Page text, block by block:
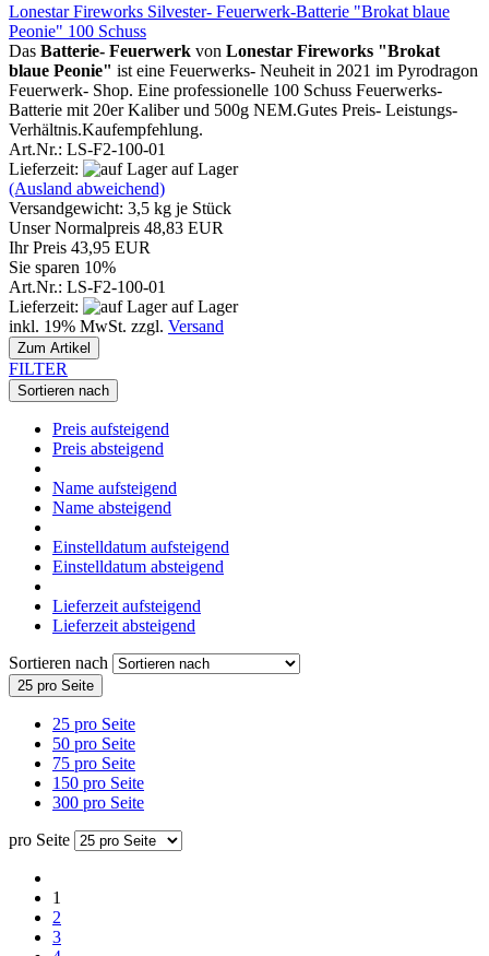
Lonestar Fireworks Silvester- Feuerwerk-Batterie "Brokat blaue
Peonie" 100 Schuss
Das Batterie- Feuerwerk von Lonestar Fireworks "Brokat
blaue Peonie" ist eine Feuerwerks- Neuheit in 2021 im Pyrodragon
Feuerwerk- Shop. Eine professionelle 100 Schuss Feuerwerks-
Batterie mit 20er Kaliber und 500g NEM.Gutes Preis- Leistungs-
Verhältnis.Kaufempfehlung.
Art.Nr.: LS-F2-100-01
Lieferzeit:
auf Lager
(Ausland abweichend)
Versandgewicht: 3,5 kg je Stück
Unser Normalpreis 48,83 EUR
Ihr Preis 43,95 EUR
Sie sparen 10%
Art.Nr.: LS-F2-100-01
Lieferzeit:
auf Lager
inkl. 19% MwSt. zzgl. Versand
Zum Artikel
FILTER
Sortieren nach
Preis aufsteigend
Preis absteigend
Name aufsteigend
Name absteigend
Einstelldatum aufsteigend
Einstelldatum absteigend
Lieferzeit aufsteigend
Lieferzeit absteigend
Sortieren nach
25 pro Seite
25 pro Seite
50 pro Seite
75 pro Seite
150 pro Seite
300 pro Seite
pro Seite
1
2
3